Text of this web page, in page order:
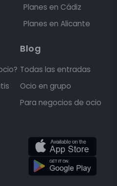
Planes en Cádiz
Planes en Alicante
Blog
Todas las entradas
Ocio en grupo
Para negocios de ocio